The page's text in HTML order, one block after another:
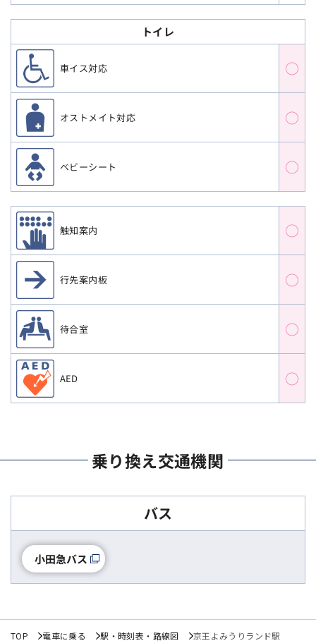
トイレ
車イス対応 ○
オストメイト対応 ○
ベビーシート ○
触知案内 ○
行先案内板 ○
待合室 ○
AED ○
乗り換え交通機関
バス
小田急バス
TOP 電車に乗る 駅・時刻表・路線図 京王よみうりランド駅